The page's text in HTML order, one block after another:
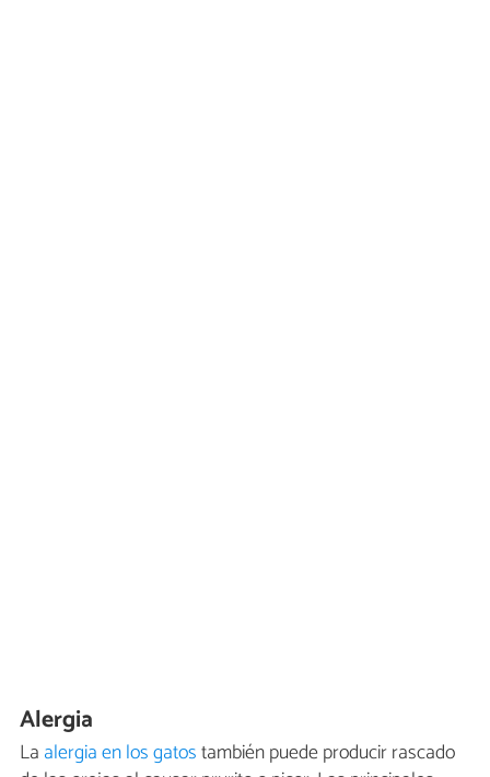
Alergia
La alergia en los gatostambién puede producir rascado